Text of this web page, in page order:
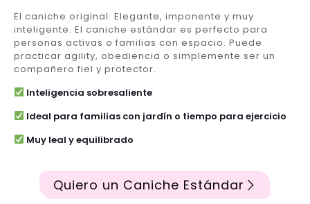
El caniche original. Elegante, imponente y muy
inteligente. El caniche estándar es perfecto para
personas activas o familias con espacio. Puede
practicar agility, obediencia o simplemente ser un
compañero fiel y protector.
Inteligencia sobresaliente
Ideal para familias con jardín o tiempo para ejercicio
Muy leal y equilibrado
Quiero un Caniche Estándar